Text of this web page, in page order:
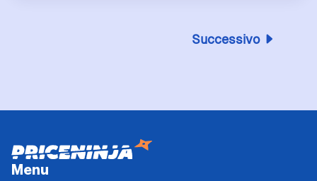
Successivo
Menu